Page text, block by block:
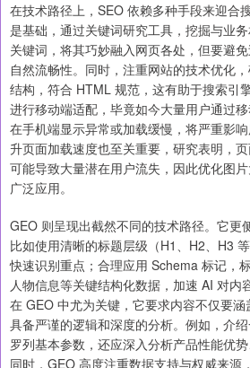
在技术路径上，SEO 依赖多种手段来迎合
是基础，通过关键词研究工具，挖掘与业
关键词，将其巧妙融入网页各处，但要避
自然流畅性。同时，注重网站的技术优化
结构，符合 HTML 规范，这有助于搜索引
进行移动端适配，毕竟如今大量用户通过
在手机端显示异常或加载缓慢，将严重影
升页面加载速度也至关重要，研究表明，
可能导致大量潜在用户流失，因此优化图
广泛应用。
GEO 则呈现出截然不同的技术路径。它更
比如使用清晰的标题层级（H1、H2、H3
快速识别重点；合理应用 Schema 标记，
人物信息等关键结构化数据，加速 AI 对内
在 GEO 中尤为关键，它要求内容不仅要
具备严谨的逻辑和深度的分析。例如，介
罗列基本参数，还应深入分析产品性能优势
同时，GEO 高度注重数据支持与权威来源